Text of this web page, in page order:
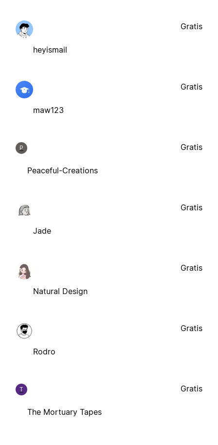
heyismail
Gratis
maw123
Gratis
P
Peaceful-Creations
Gratis
Jade
Gratis
Natural Design
Gratis
Rodro
Gratis
T
The Mortuary Tapes
Gratis